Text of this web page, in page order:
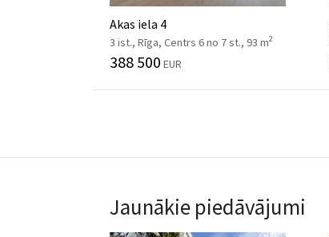
Akas iela 4
3 ist., Rīga, Centrs 6 no 7 st., 93 m2
388 500 EUR
Jaunākie piedāvājumi